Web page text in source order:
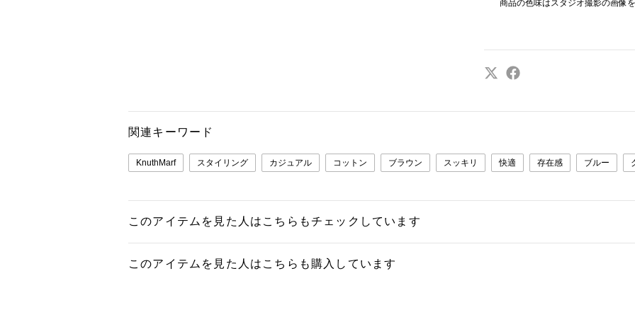
商品の色味はスタジオ撮影の画像
関連キーワード
KnuthMarf スタイリング カジュアル コットン ブラウン スッキリ 快適 存在感 ブルー
このアイテムを見た人はこちらもチェックしています
このアイテムを見た人はこちらも購入しています